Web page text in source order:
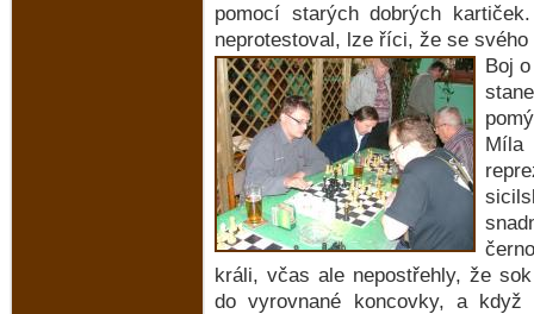
pomocí starých dobrých
neprotestoval, lze říci, že se
Boj
Míla
králi, včas ale nepostřehly, že
do vyrovnané koncovky, a když